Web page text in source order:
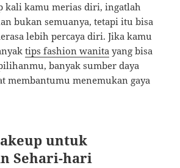
kali kamu merias diri, ingatlah
bukan semuanya, tetapi itu bisa
lebih percaya diri. Jika kamu
tips fashion wanita yang bisa
banyak sumber daya
membantumu menemukan gaya
untuk
Sehari-hari